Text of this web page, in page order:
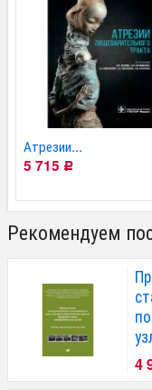
Атрезии...
5 715 Р
Рекомендуем
4